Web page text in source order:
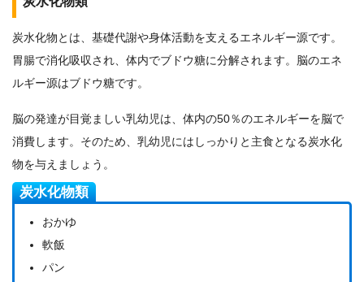
炭水化物とは、基礎代謝や身体活動を支えるエネルギー源です。
胃腸で消化吸収され、体内でブドウ糖に分解されます。脳のエネ
ルギー源はブドウ糖です。
脳の発達が目覚ましい乳幼児は、体内の50％のエネルギーを脳で
消費します。そのため、乳幼児にはしっかりと主食となる炭水化
物を与えましょう。
炭水化物類
おかゆ
軟飯
パン